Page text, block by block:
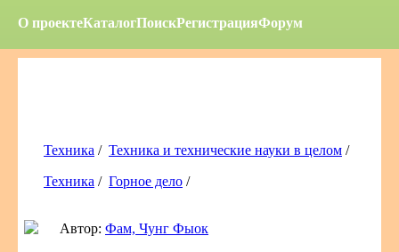
О проектеКаталогПоискРегистрацияФорум
Техника / Техника и технические науки в целом /
Техника / Горное дело /
Автор: Фам, Чунг Фыок